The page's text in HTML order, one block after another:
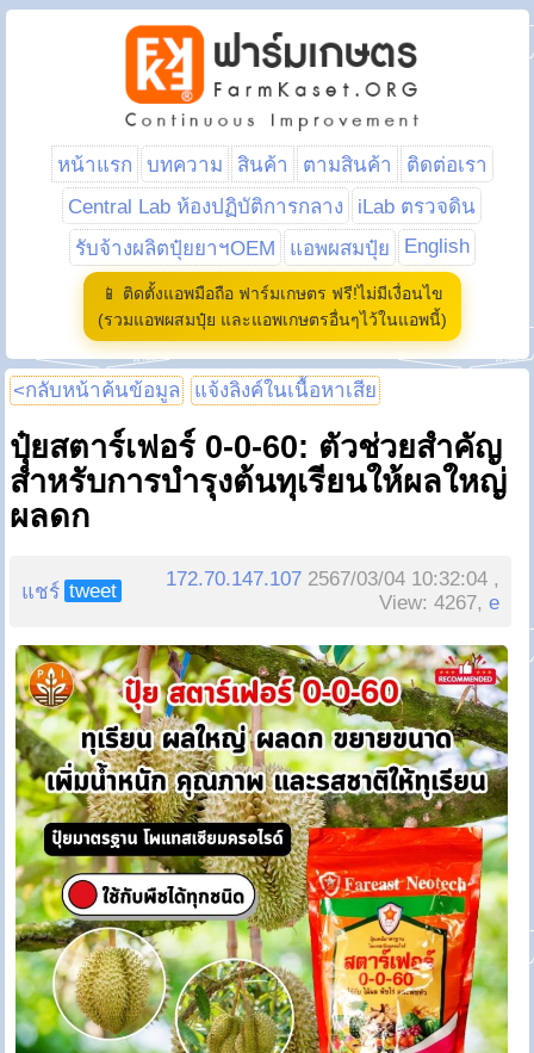
หน้าแรก บทความ สินค้า ตามสินค้า
ติดต่อเรา
Central Lab ห้องปฏิบัติการกลาง
iLab ตรวจดิน
รับจ้างผลิตปุ๋ยยาฯOEM
แอพผสมปุ๋ย English
📱 ติดตั้งแอพมือถือ ฟาร์มเกษตร ฟรี!ไม่มีเงื่อนไข
(รวมแอพผสมปุ๋ย และแอพเกษตรอื่นๆไว้ในแอพนี้)
<กลับหน้าค้นข้อมูล แจ้งลิงค์ในเนื้อหาเสีย
ปุ๋ยสตาร์เฟอร์ 0-0-60: ตัวช่วยสำคัญ
สำหรับการบำรุงต้นทุเรียนให้ผลใหญ่
ผลดก
แชร์ tweet
172.70.147.107 2567/03/04 10:32:04 ,
View: 4267,e